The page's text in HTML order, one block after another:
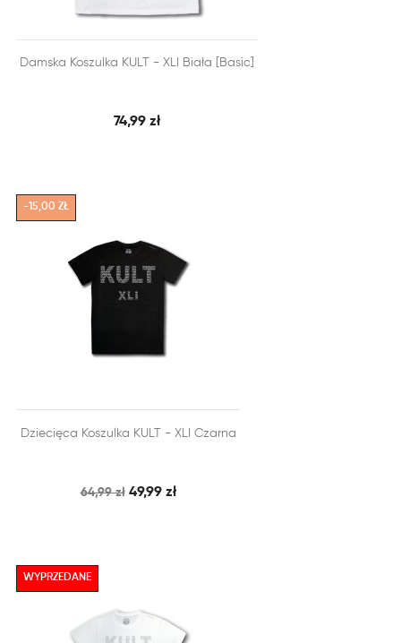
 DODAJ DO KOSZYKASZYBKI PODGLĄD
Damska Koszulka KULT - XLI Biała [Basic]
74,99 zł
DODAJ DO KOSZYKA
SZYBKI PODGLĄD
Dziecięca Koszulka KULT - XLI Czarna
64,99 zł 49,99 zł
-15,00 ZŁ
WYPRZEDANE